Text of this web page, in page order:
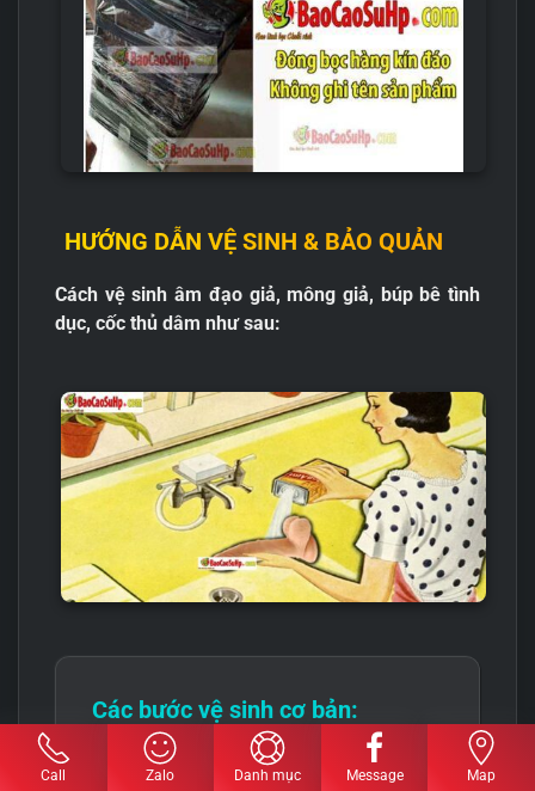
HƯỚNG DẪN VỆ SINH & BẢO QUẢN
Cách vệ sinh âm đạo giả, mông giả, búp bê tình
dục, cốc thủ dâm như sau:
Các bước vệ sinh cơ bản:
Bước 1:
Lấy khăn sạch lau khô bên
Call Zalo Danh mục Message Map